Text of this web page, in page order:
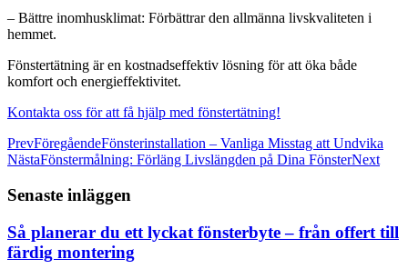
– Bättre inomhusklimat: Förbättrar den allmänna livskvaliteten i
hemmet.
Fönstertätning är en kostnadseffektiv lösning för att öka både
komfort och energieffektivitet.
Kontakta oss för att få hjälp med fönstertätning!
PrevFöregåendeFönsterinstallation – Vanliga Misstag att Undvika
NästaFönstermålning: Förläng Livslängden på Dina FönsterNext
Senaste inläggen
Så planerar du ett lyckat fönsterbyte – från offert till
färdig montering